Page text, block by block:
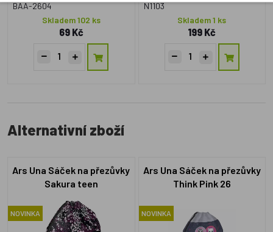
BAA-2604
Skladem 102 ks
69 Kč
N1103
Skladem 1 ks
199 Kč
Alternativní zboží
Ars Una Sáček na přezůvky
Sakura teen
NOVINKA
Ars Una Sáček na přezůvky
Think Pink 26
NOVINKA